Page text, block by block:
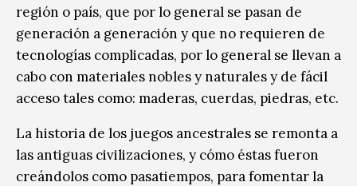
región o país, que por lo general se pasan de
generación a generación y que no requieren de
tecnologías complicadas, por lo general se llevan a
cabo con materiales nobles y naturales y de fácil
acceso tales como: maderas, cuerdas, piedras, etc.
La historia de los juegos ancestrales se remonta a
las antiguas civilizaciones, y cómo éstas fueron
creándolos como pasatiempos, para fomentar la